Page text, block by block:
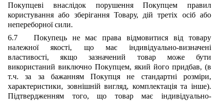
Покупцеві внаслідок порушення Покупцем правил
користування або зберігання Товару, дій третіх осіб або
непереборної сили.
6.7 Покупець не має права відмовитися від товару
належної якості, що має індивідуально-визначені
властивості, якщо зазначений товар може бути
використаний виключно Покупцем, який його придбав, (в
т.ч. за за бажанням Покупця не стандартні розміри,
характеристики, зовнішній вигляд, комплектація та інше).
Підтвердженням того, що товар має індивідуально-